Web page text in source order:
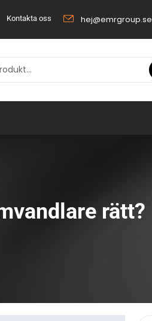
Kontakta oss hej@emrgroup.se
rätt?